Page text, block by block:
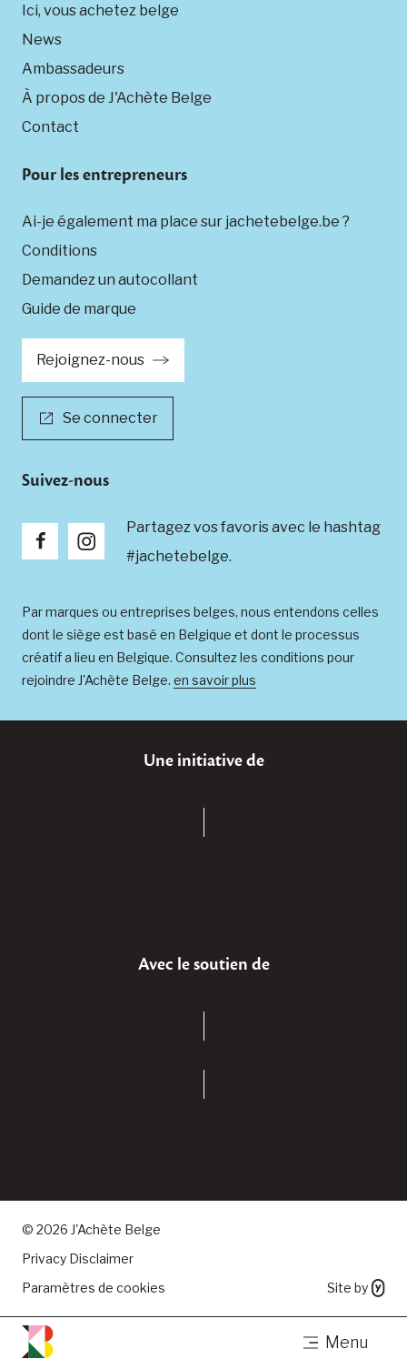
Menu
Ici, vous achetez belge
News
Ambassadeurs
À propos de J'Achète Belge
Contact
Pour les entrepreneurs
Ai-je également ma place sur jachetebelge.be ?
Conditions
Demandez un autocollant
Guide de marque
Rejoignez-nous
Se connecter
Suivez-nous
Partagez vos favoris avec le hashtag
#jachetebelge.
Par marques ou entreprises belges, nous entendons celles
dont le siège est basé en Belgique et dont le processus
créatif a lieu en Belgique. Consultez les conditions pour
rejoindre J'Achète Belge. en savoir plus
Une initiative de
Avec le soutien de
© 2026 J'Achète Belge
Privacy Disclaimer
Paramètres de cookies
Site by